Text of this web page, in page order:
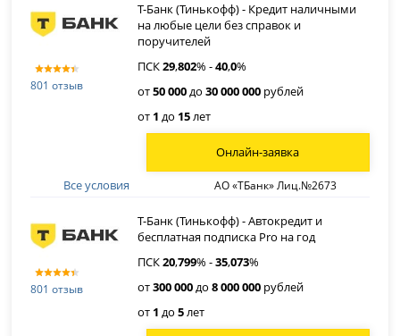
801 отзыв
Т-Банк (Тинькофф) - Кредит наличными
на любые цели без справок и
поручителей
ПСК29,802% -40,0%
от50 000до30 000 000 рублей
от 1 до 15лет
Все условия АО «ТБанк» Лиц.№2673
Онлайн-заявка
801 отзыв
Т-Банк (Тинькофф) - Автокредит и
бесплатная подписка Pro на год
ПСК20,799% -35,073%
от300 000до8 000 000 рублей
от 1 до5лет